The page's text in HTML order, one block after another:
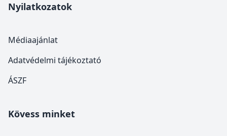
Nyilatkozatok
Médiaajánlat
Adatvédelmi tájékoztató
ÁSZF
Kövess minket